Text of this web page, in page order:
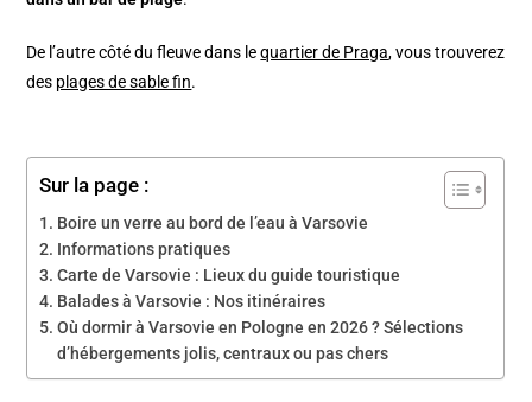
De l’autre côté du fleuve dans lequartier de Praga, vous trouverez
des plages de sable fin.
Sur la page :
Boire un verre au bord de l’eau à Varsovie
Informations pratiques
Carte de Varsovie : Lieux du guide touristique
Balades à Varsovie : Nos itinéraires
Où dormir à Varsovie en Pologne en 2026 ? Sélections
d’hébergements jolis, centraux ou pas chers